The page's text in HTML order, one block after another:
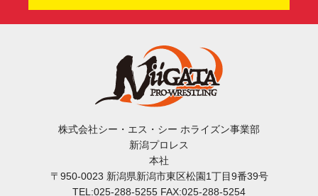
株式会社シー・エス・シー ホライズン事業部
新潟プロレス
本社
〒950-0023 新潟県新潟市東区松園1丁目9番39号
TEL:025-288-5255 FAX:025-288-5254